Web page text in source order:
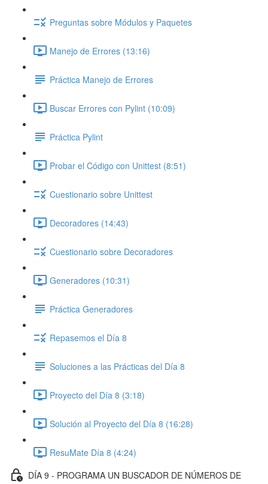
Preguntas sobre Módulos y Paquetes
Manejo de Errores (13:16)
Práctica Manejo de Errores
Buscar Errores con Pylint (10:09)
Práctica Pylint
Probar el Código con Unittest (8:51)
Cuestionario sobre Unittest
Decoradores (14:43)
Cuestionario sobre Decoradores
Generadores (10:31)
Práctica Generadores
Repasemos el Día 8
Soluciones a las Prácticas del Día 8
Proyecto del Día 8 (3:18)
Solución al Proyecto del Día 8 (16:28)
ResuMate Día 8 (4:24)
DÍA 9 - PROGRAMA UN BUSCADOR DE NÚMEROS DE